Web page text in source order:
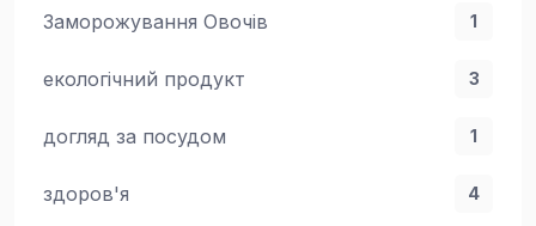
Заморожування Овочів 1
екологічний продукт 3
догляд за посудом 1
здоров'я 4